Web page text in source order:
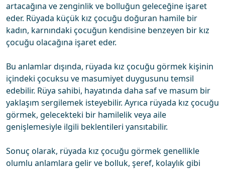
artacağına ve zenginlik ve bolluğun geleceğine işaret
eder. Rüyada küçük kız çocuğu doğuran hamile bir
kadın, karnındaki çocuğun kendisine benzeyen bir kız
çocuğu olacağına işaret eder.
Bu anlamlar dışında, rüyada kız çocuğu görmek kişinin
içindeki çocuksu ve masumiyet duygusunu temsil
edebilir. Rüya sahibi, hayatında daha saf ve masum bir
yaklaşım sergilemek isteyebilir. Ayrıca rüyada kız çocuğu
görmek, gelecekteki bir hamilelik veya aile
genişlemesiyle ilgili beklentileri yansıtabilir.
Sonuç olarak, rüyada kız çocuğu görmek genellikle
olumlu anlamlara gelir ve bolluk, şeref, kolaylık gibi